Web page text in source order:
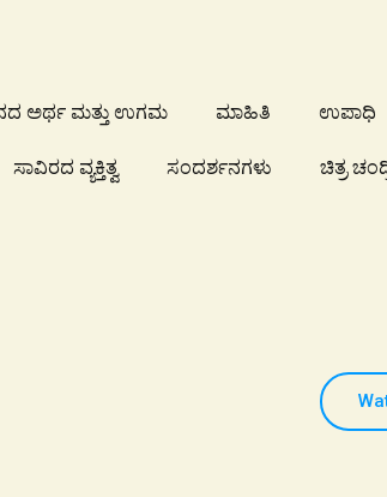
ಅರ್ಥ ಮತ್ತು ಉಗಮ ಮಾಹಿತಿ ಉಪಾಧಿ
ಸಾವಿರದ ವ್ಯಕ್ತಿತ್ವ ಸಂದರ್ಶನಗಳು ಚಿತ್ರ